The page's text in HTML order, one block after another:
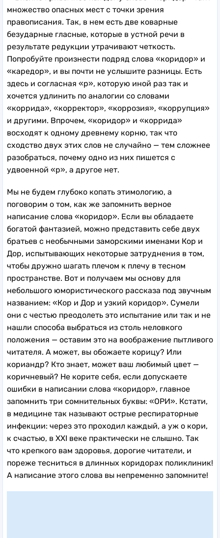
множество опасных мест с точки зрения
правописания. Так, в нем есть две коварные
безударные гласные, которые в устной речи в
результате редукции утрачивают четкость.
Попробуйте произнести подряд слова «коридор» и
«каредор», и вы почти не услышите разницы. Есть
здесь и согласная «р», которую иной раз так и
хочется удлинить по аналогии со словами
«коррида», «корректор», «коррозия», «коррупция»
и другими. Впрочем, «коридор» и «коррида»
восходят к одному древнему корню, так что
сходство двух этих слов не случайно — тем сложнее
разобраться, почему одно из них пишется с
удвоенной «р», а другое нет.
Мы не будем глубоко копать этимологию, а
поговорим о том, как же запомнить верное
написание слова «коридор». Если вы обладаете
богатой фантазией, можно представить себе двух
братьев с необычными заморскими именами Кор и
Дор, испытывающих некоторые затруднения в том,
чтобы дружно шагать плечом к плечу в тесном
пространстве. Вот и получаем мы основу для
небольшого юмористического рассказа под звучным
названием: «Кор и Дор и узкий коридор». Сумели
они с честью преодолеть это испытание или так и не
нашли способа выбраться из столь неловкого
положения — оставим это на воображение пытливого
читателя. А может, вы обожаете корицу? Или
кориандр? Кто знает, может ваш любимый цвет —
коричневый? Не корите себя, если допускаете
ошибки в написании слова «коридор», главное
запомнить три сомнительных буквы: «ОРИ». Кстати,
в медицине так называют острые респираторные
инфекции: через это проходил каждый, а уж о кори,
к счастью, в XXI веке практически не слышно. Так
что крепкого вам здоровья, дорогие читатели, и
пореже тесниться в длинных коридорах поликлиник!
А написание этого слова вы непременно запомните!